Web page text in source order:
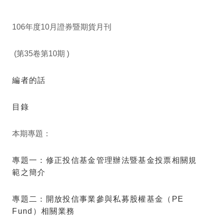
106年度10月證券暨期貨月刊
(第35卷第10期 )
編者的話
目錄
本期專題：
專題一：修正投信基金管理辦法暨基金投票相關規
範之簡介
專題二：開放投信事業參與私募股權基金（ PE
Fund ）相關業務